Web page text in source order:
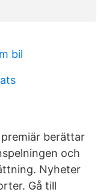
bil
berättar
och
Nyheter
Gå till